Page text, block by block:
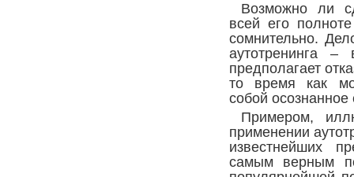
Возможно ли
всей его
сомнительно.
аутотренинга
предполагает
то время как
собой осознанное
Примером,
применении
известнейших
самым верным